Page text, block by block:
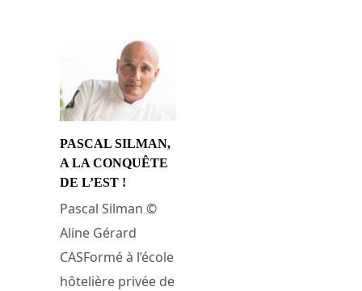
PASCAL SILMAN,
A LA CONQUÊTE
DE L’EST !
Pascal Silman ©
Aline Gérard
CASFormé à l’école
hôtelière privée de